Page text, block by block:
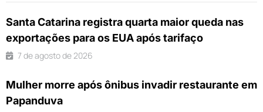
Santa Catarina registra quarta maior queda nas
exportações para os EUA após tarifaço
7 de agosto de 2026
Mulher morre após ônibus invadir restaurante em
Papanduva